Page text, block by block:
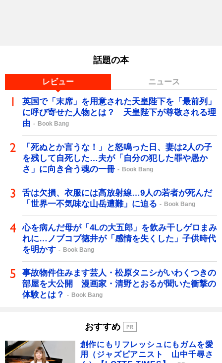
話題の本
レビュー ニュース
英国で「末席」を用意された天皇陛下を「最前列」
に呼び寄せた人物とは？ 天皇陛下が尊敬される理
由
Book Bang
「死ぬとか言うな！」と怒鳴った日、妻は2人の子
を残して自死した…夫が「自分の犯した罪や愚か
さ」に向き合う魂の一冊
Book Bang
舌は欠損、衣服には高放射線…9人の若者が死んだ
「世界一不気味な山岳遭難」に迫る
Book Bang
心を病んだ母が「4Lの大五郎」を飲み干しゲロまみ
れに…ノブコブ徳井が「感情を失くした」子供時代
を明かす
Book Bang
事故物件住みます芸人・松原タニシがいわくつきの
部屋を大公開 漫画家・清野とおるが聞いた衝撃の
体験とは？
Book Bang
おすすめ
創作にもリフレッシュにもガムを愛
用（ジャズピアニスト 山中千尋さ